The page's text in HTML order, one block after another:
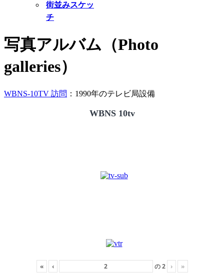
街並みスケッ
チ
写真アルバム（Photo
galleries）
WBNS-10TV 訪問 ：1990年のテレビ局設備
WBNS 10tv
« ‹ の2 › »